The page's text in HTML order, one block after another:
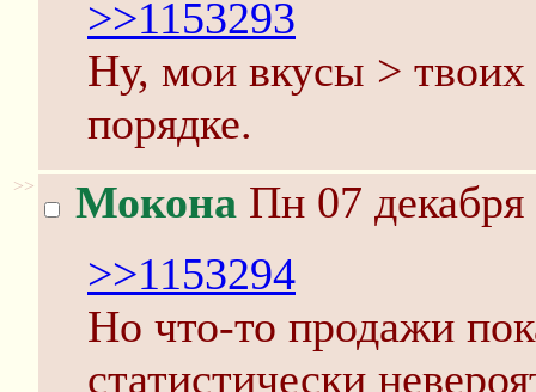
>>1153293
Ну, мои вкусы > твоих
порядке.
>> Мокона Пн 07
>>1153294
Но что-то продажи
статистически